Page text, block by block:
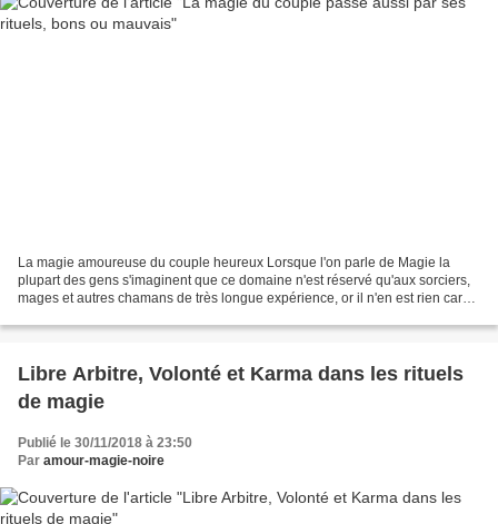
La magie amoureuse du couple heureux Lorsque l'on parle de Magie la
plupart des gens s'imaginent que ce domaine n'est réservé qu'aux sorciers,
mages et autres chamans de très longue expérience, or il n'en est rien car
Libre Arbitre, Volonté et Karma dans les rituels
de magie
Publié le 30/11/2018 à 23:50
Par amour-magie-noire